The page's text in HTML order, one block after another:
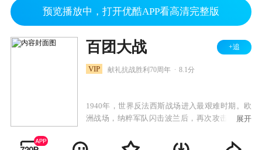
预览播放中，打开优酷APP看高清完整版
百团大战 +追
VIP 献礼抗战胜利70周年 8.1分
1940年，世界反法西斯战场进入最艰难时期。欧
洲战场，纳粹军队闪击波兰后，再次攻击荷兰、
界列强之一的法国投降，希特勒在凯旋门前阅
展开